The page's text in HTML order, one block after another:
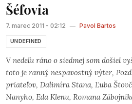
Šéfovia
7. marec 2011 - 02:12 — Pavol Bartos
UNDEFINED
V nedeľu ráno o siedmej som došiel
toto je ranný nespavostný výter,
priateľov, Dalimíra Stana, Ľuba
Nanyho, Eda Klenu, Romana